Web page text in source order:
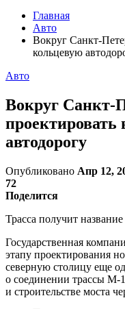
Главная
Авто
Вокруг Санкт-
кольцевую
Авто
Вокруг Санкт-
автодорогу
Опубликовано Апр 12,
72
Поделится
Трасса получит
Государственная
этапу проектирования
северную столицу еще
о соединении трассы
и строительстве моста